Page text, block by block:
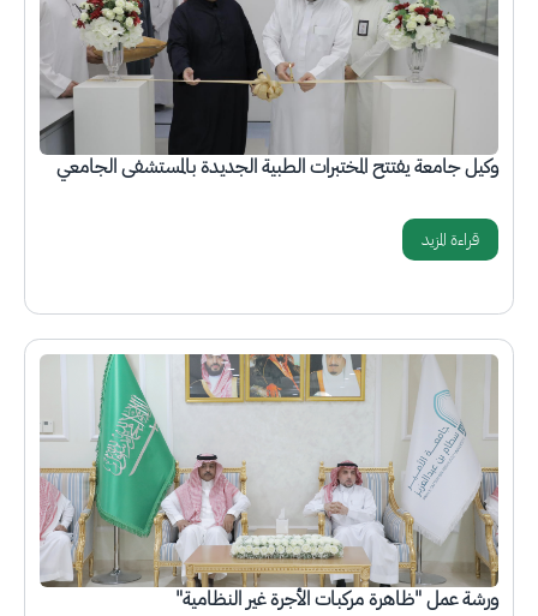
وكيل جامعة يفتتح المختبرات الطبية الجديدة بالمستشفى الجامعي
قراءة المزيد
الصورة
ورشة عمل "ظاهرة مركبات الأجرة غير النظامية"